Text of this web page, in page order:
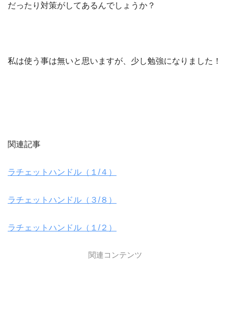
だったり対策がしてあるんでしょうか？
私は使う事は無いと思いますが、少し勉強になりました！
関連記事
ラチェットハンドル（１/４）
ラチェットハンドル（３/８）
ラチェットハンドル（１/２）
関連コンテンツ